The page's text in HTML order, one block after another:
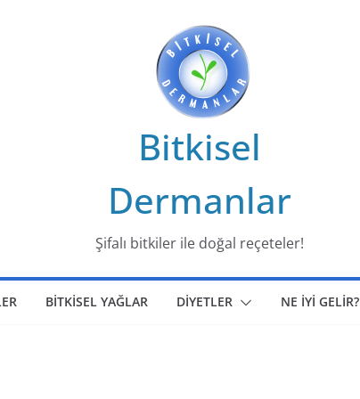
Bitkisel
Dermanlar
Şifalı bitkiler ile doğal reçeteler!
BİTKİSEL YAĞLAR DİYETLER NE İYİ GELİR?